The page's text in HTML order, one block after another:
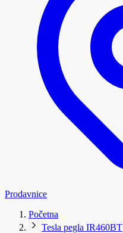
Prodavnice
Početna
Tesla pegla IR460BT